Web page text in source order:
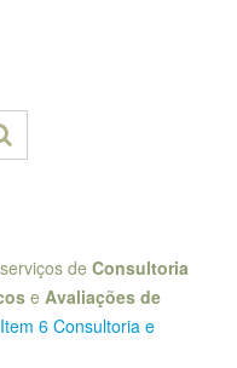
de Consultoria
e Avaliações de
Item 6 Consultoria e